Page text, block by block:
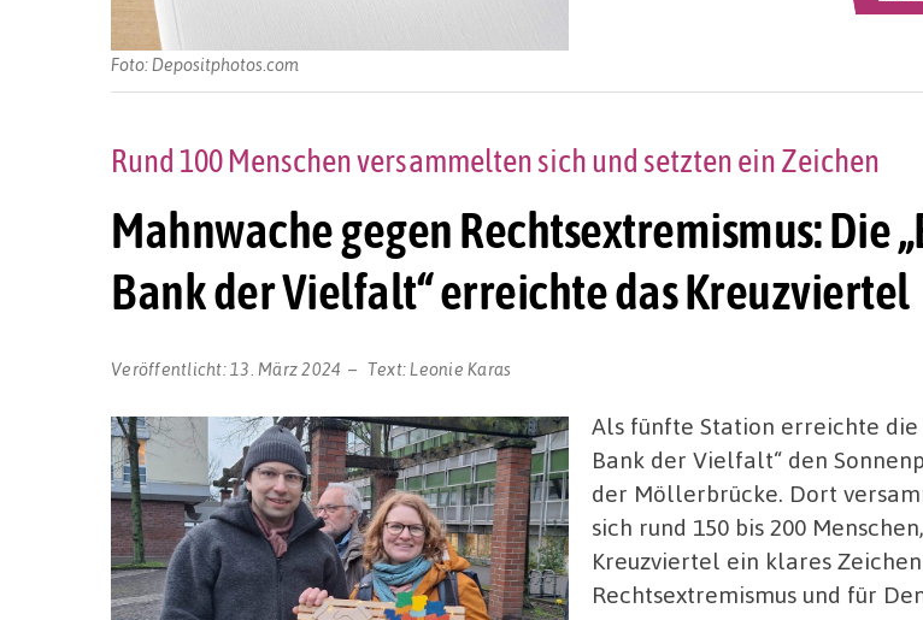
Foto: Depositphotos.com
Mahnwache gegen Rechtsextremismus: Die
Bank der Vielfalt“ erreichte das Kreuzviertel
Rund 100 Menschen versammelten sich und setzten ein Zeichen
Veröffentlicht: 13. März 2024 Text:Leonie Karas
Als fünfte Station erreichte die
Bank der Vielfalt“ den
der Möllerbrücke. Dort
sich rund 150 bis 200
Kreuzviertel ein klares
Rechtsextremismus und für